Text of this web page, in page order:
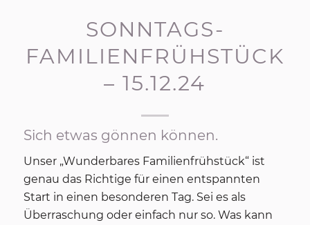
SONNTAGS-
FAMILIENFRÜHSTÜCK
– 15.12.24
Sich etwas gönnen können.
Unser „Wunderbares Familienfrühstück“ ist
genau das Richtige für einen entspannten
Start in einen besonderen Tag. Sei es als
Überraschung oder einfach nur so. Was kann